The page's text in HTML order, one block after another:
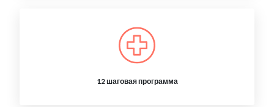
12 шаговая программа